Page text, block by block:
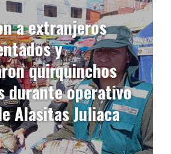
a extranjeros
y
quirquinchos
durante operativo
Alasitas Juliaca